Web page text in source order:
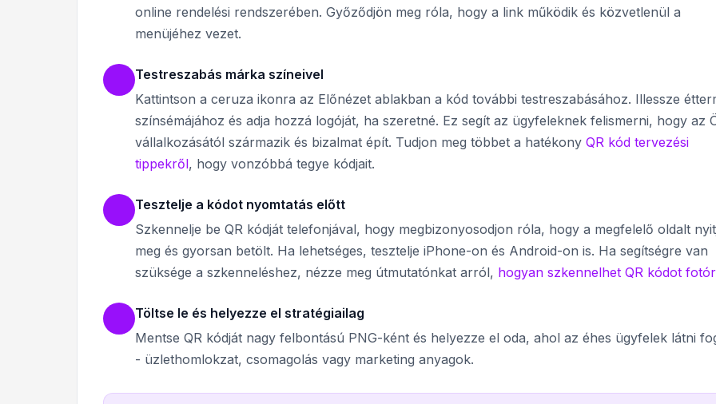
online rendelési rendszerében. Győződjön meg róla, hogy a link működik és közvetlenül a
menüjéhez vezet.
Testreszabás márka színeivel
Kattintson a ceruza ikonra az Előnézet ablakban a kód további testreszabásához. Illessze
színsémájához és adja hozzá logóját, ha szeretné. Ez segít az ügyfeleknek felismerni, hogy az
vállalkozásától származik és bizalmat épít. Tudjon meg többet a hatékony QR kód tervezési
tippekről, hogy vonzóbbá tegye kódjait.
Tesztelje a kódot nyomtatás előtt
Szkennelje be QR kódját telefonjával, hogy megbizonyosodjon róla, hogy a megfelelő oldalt
meg és gyorsan betölt. Ha lehetséges, tesztelje iPhone-on és Android-on is. Ha segítségre van
szüksége a szkenneléshez, nézze meg útmutatónkat arról, hogyan szkennelhet QR kódot
Töltse le és helyezze el stratégiailag
Mentse QR kódját nagy felbontású PNG-ként és helyezze el oda, ahol az éhes ügyfelek látni
- üzlethomlokzat, csomagolás vagy marketing anyagok.